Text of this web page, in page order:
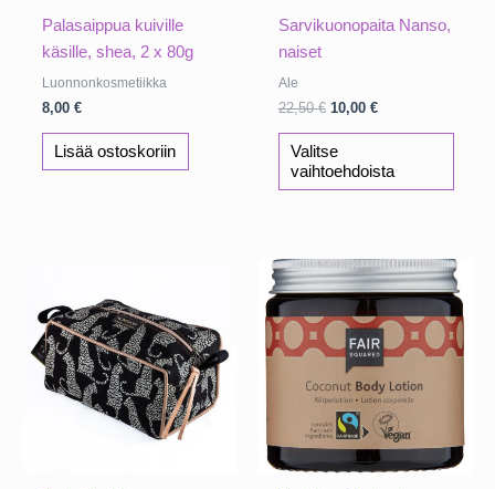
Palasaippua kuiville
käsille, shea, 2 x 80g
Luonnonkosmetiikka
8,00 €
Lisää ostoskoriin
Sarvikuonopaita Nanso,
naiset
Ale
22,50€ Alkuperäinen
22,50 €.
10,00 €Nykyinen
10,00 €.
Valitse
vaihtoehdoista
Tällä
on
Voit
tehdä